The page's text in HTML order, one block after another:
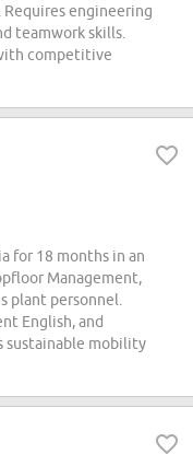
engineering
teamwork skills.
competitive
for 18 months in an
Management,
plant personnel.
English, and
sustainable mobility